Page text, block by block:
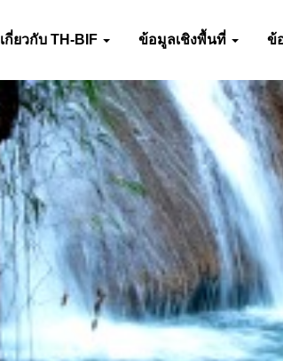
เกี่ยวกับ TH-BIF ข้อมูลเชิงพื้นที่ ข้